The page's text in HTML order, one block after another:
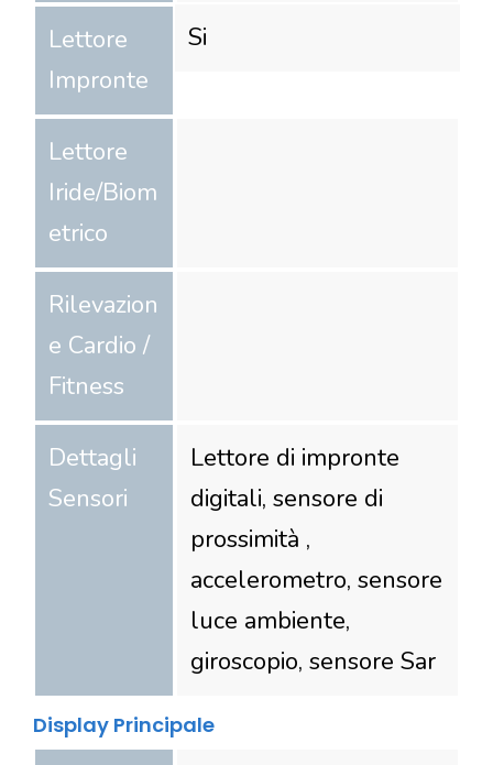
Lettore
Impronte
Si
Lettore
Iride/Biom
etrico
Rilevazion
e Cardio /
Fitness
Dettagli
Sensori
Lettore di impronte
digitali, sensore di
prossimità ,
accelerometro, sensore
luce ambiente,
giroscopio, sensore Sar
Display Principale